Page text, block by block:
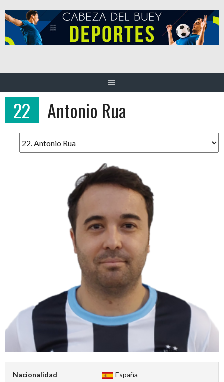
al
contenido
22 Antonio Rua
Nacionalidad España